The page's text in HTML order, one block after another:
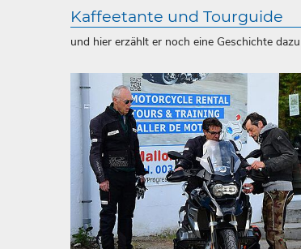
Kaffeetante und Tourguide
und hier erzählt er noch eine Geschichte dazu